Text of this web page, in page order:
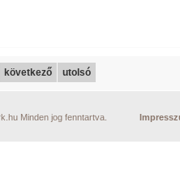
következő utolsó
Minden jog fenntartva.